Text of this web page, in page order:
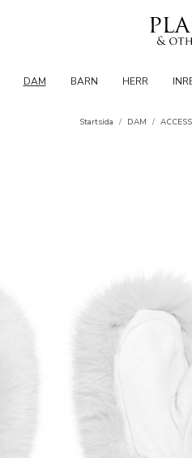
DAM BARN HERR
Startsida / DAM /